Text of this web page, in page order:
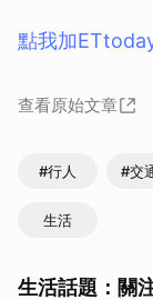
點我加
查看原始文章
#行人 #交
生活
生活話題：關